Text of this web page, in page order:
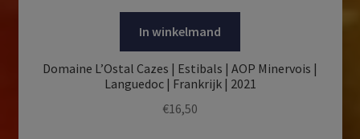
In winkelmand
Domaine L’Ostal Cazes | Estibals | AOP Minervois |
Languedoc | Frankrijk | 2021
€16,50